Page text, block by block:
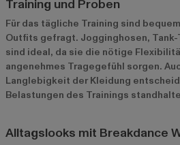
Training und Proben
Für das tägliche Training sind
Outfits gefragt. Jogginghosen,
sind ideal, da sie die nötige
angenehmes Tragegefühl sorgen.
Langlebigkeit der Kleidung
Belastungen des Trainings
Alltagslooks mit Breakdance